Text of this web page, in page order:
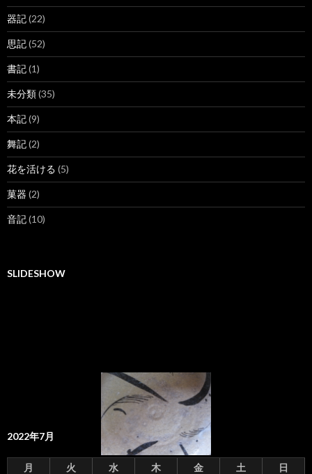
器記(22)
思記(52)
書記(1)
未分類(35)
本記(9)
舞記(2)
花を活ける (5)
菓器 (2)
音記(10)
SLIDESHOW
2022年7月
月 火 水 木 金 土 日